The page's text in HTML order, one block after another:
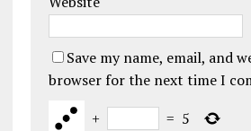
Save my name, email, and
browser for the next time I
+
= 5